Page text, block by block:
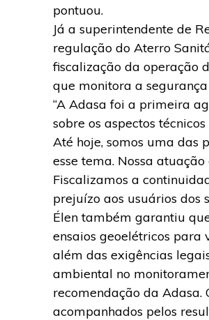
pontuou.
Já a superintendente de
regulação do Aterro
fiscalização da operação
que monitora a
“A Adasa foi a primeira
sobre os aspectos
Até hoje, somos uma das
esse tema. Nossa
Fiscalizamos a
prejuízo aos usuários dos
Élen também garantiu
ensaios geoelétricos
além das exigências
ambiental no
recomendação da Adasa.
acompanhados pelos